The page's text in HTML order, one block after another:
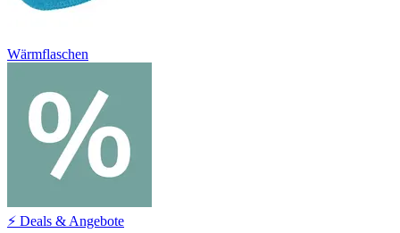
Wärmflaschen
⚡ Deals & Angebote